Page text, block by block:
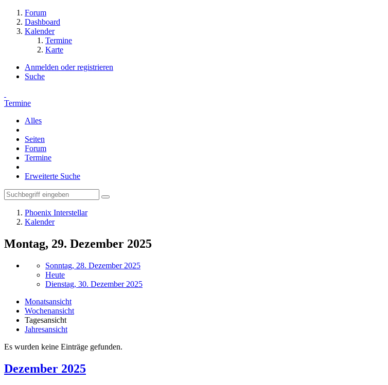
Forum
Dashboard
Kalender
Termine
Karte
Anmelden oder registrieren
Suche
Termine
Alles
Seiten
Forum
Termine
Erweiterte Suche
Phoenix Interstellar
Kalender
Montag, 29. Dezember 2025
Sonntag, 28. Dezember 2025
Heute
Dienstag, 30. Dezember 2025
Monatsansicht
Wochenansicht
Tagesansicht
Jahresansicht
Es wurden keine Einträge gefunden.
Dezember 2025